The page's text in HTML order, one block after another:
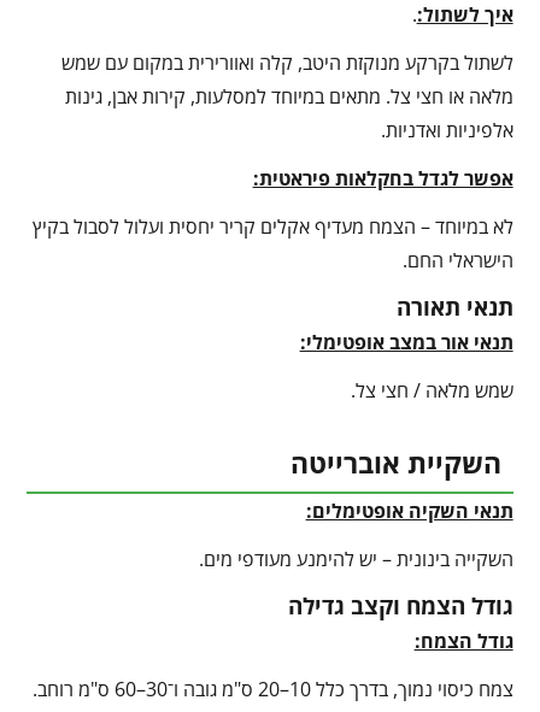
איך לשתול:.
לשתול בקרקע מנוקזת היטב, קלה ואוורירית במקום עם שמש
מלאה או חצי צל. מתאים במיוחד למסלעות, קירות אבן, גינות
אלפיניות ואדניות.
אפשר לגדל בחקלאות פיראטית:
לא במיוחד – הצמח מעדיף אקלים קריר יחסית ועלול לסבול בקיץ
הישראלי החם.
תנאי תאורה
תנאי אור במצב אופטימלי:
שמש מלאה / חצי צל.
השקיית אוברייטה
תנאי השקיה אופטימלים:
השקייה בינונית – יש להימנע מעודפי מים.
גודל הצמח וקצב גדילה
גודל הצמח:
צמח כיסוי נמוך, בדרך כלל 10–20 ס"מ גובה ו־30–60 ס"מ רוחב.